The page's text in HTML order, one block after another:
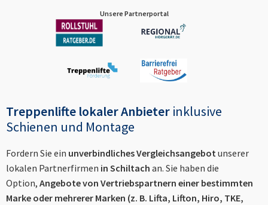
Unsere Partnerportal
Treppenlifte lokaler Anbieter inklusive
Schienen und Montage
Fordern Sie ein unverbindliches Vergleichsangebotunserer
lokalen Partnerfirmen in Schiltach an. Sie haben die
Option, Angebote von Vertriebspartnern einer bestimmten
Marke oder mehrerer Marken (z. B. Lifta, Lifton, Hiro, TKE,